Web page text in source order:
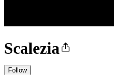
Scalezia
Follow